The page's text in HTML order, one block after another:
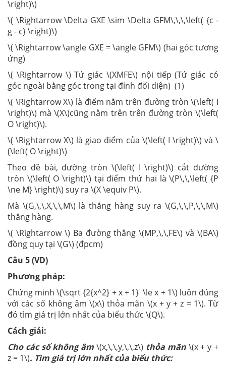
\right)\)
\( \Rightarrow \Delta GXE \sim \Delta GFM\,\,\,\left( {c -
g - c} \right)\)
\( \Rightarrow \angle GXE = \angle GFM\) (hai góc tương
ứng)
\( \Rightarrow \) Tứ giác \(XMFE\) nội tiếp (Tứ giác có
góc ngoài bằng góc trong tại đỉnh đối diện) (1)
\( \Rightarrow X\) là điểm nằm trên đường tròn \(\left( I
\right)\) mà \(X\)cũng nằm trên trên đường tròn \(\left(
O \right)\).
\( \Rightarrow X\) là giao điểm của \(\left( I \right)\) và \
(\left( O \right)\)
Theo đề bài, đường tròn \(\left( I \right)\) cắt đường
tròn \(\left( O \right)\) tại điểm thứ hai là \(P\,\,\left( {P
\ne M} \right)\) suy ra \(X \equiv P\).
Mà \(G,\,\,X,\,\,M\) là thẳng hàng suy ra \(G,\,\,P,\,\,M\)
thẳng hàng.
\( \Rightarrow \) Ba đường thẳng \(MP,\,\,FE\) và \(BA\)
đồng quy tại \(G\) (đpcm)
Câu 5 (VD)
Phương pháp:
Chứng minh \(\sqrt {2{x^2} + x + 1} \le x + 1\) luôn đúng
với các số không âm \(x\) thỏa mãn \(x + y + z = 1\). Từ
đó tìm giá trị lớn nhất của biểu thức \(Q\).
Cách giải:
Cho các số không âm\(x,\,\,y,\,\,z\) thỏa mãn \(x + y +
z = 1\). Tìm giá trị lớn nhất của biểu thức: